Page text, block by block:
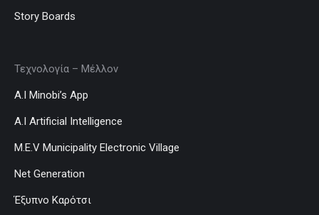
Story Boards
Τεχνολογία – Μέλλον
A.I Minobi’s App
A.I Artificial Intelligence
M.E.V Municipality Electronic Village
Net Generation
Έξυπνο Καρότσι